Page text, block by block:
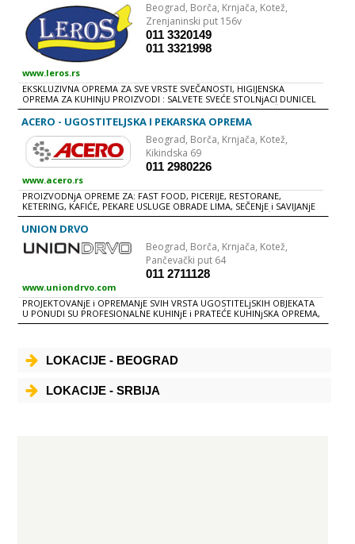
Beograd, Borča, Krnjača, Kotež,
Zrenjaninski put 156v
011 3320149
011 3321998
www.leros.rs
EKSKLUZIVNA OPREMA ZA SVE VRSTE SVEČANOSTI, HIGIJENSKA
OPREMA ZA KUHINjU PROIZVODI : SALVETE SVEĆE STOLNjACI DUNICEL
STOLNE TRAKE STOLNE SUKNjE NADSTOLNjACI PVC AMBALAŽA
PODMETAČI DRŽAĆI ZA PRIBOR PAL-OV PROGRAM
ACERO - UGOSTITELJSKA I PEKARSKA OPREMA
Beograd, Borča, Krnjača, Kotež,
Kikindska 69
011 2980226
www.acero.rs
PROIZVODNjA OPREME ZA: FAST FOOD, PICERIJE, RESTORANE,
KETERING, KAFIĆE, PEKARE USLUGE OBRADE LIMA, SEČENjE i SAVIJANjE
LIMA PROIZVODI : NEUTRALNI i HLADNI STOLOVI PIZZA PEĆI
PALAČINKARE ROŠTILj FRITEZE
UNION DRVO
Beograd, Borča, Krnjača, Kotež,
Pančevački put 64
011 2711128
www.uniondrvo.com
PROJEKTOVANjE i OPREMANjE SVIH VRSTA UGOSTITELjSKIH OBJEKATA
U PONUDI SU PROFESIONALNE KUHINjE i PRATEĆE KUHINjSKA OPREMA,
SITAN INVENTAR, NAMEŠTAJ ZA ENTERIJER i EXTERIJER, TENDE i
LOKACIJE - BEOGRAD
LOKACIJE - SRBIJA